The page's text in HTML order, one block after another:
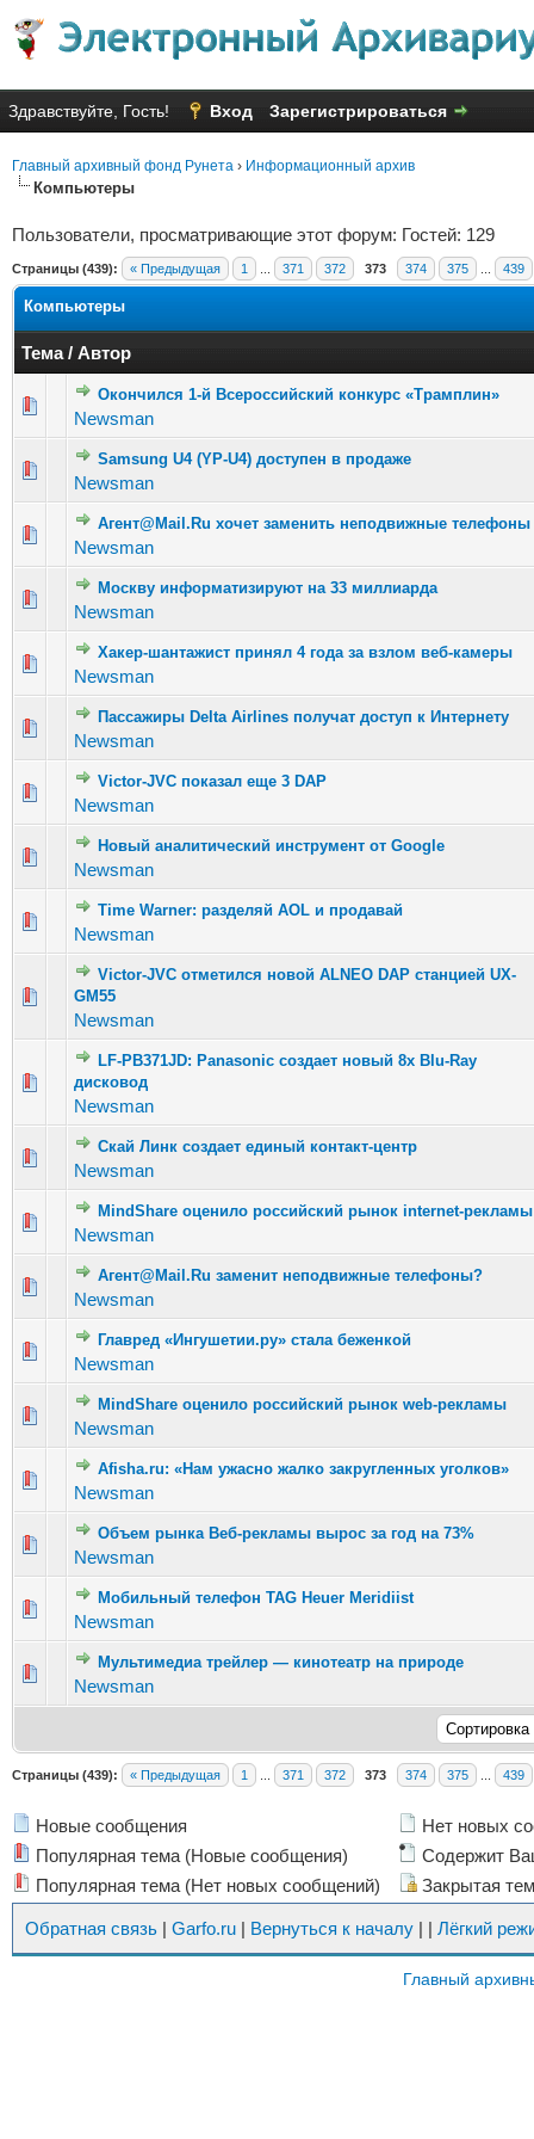
Здравствуйте, Гость! Вход Зарегистрироваться
Главный архивный фонд Рунета › Информационный архив
Компьютеры
Пользователи, просматривающие этот форум: Гостей: 129
Страницы (439): « Предыдущая 1 371 372 373 374 375 439
Компьютеры
Тема/ Автор
Окончился 1-й Всероссийский конкурс «Трамплин»
Newsman
Голосов: 5 - Средняя оценка: 3.2 из 5
12 3 45
Samsung U4 (YP-U4) доступен в продаже
Newsman
Голосов: 2 - Средняя оценка: 1 из 5
12 3 45
Агент@Mail.Ru хочет заменить неподвижные телефоны
Newsman
Голосов: 2 - Средняя оценка: 2.5 из 5
123 45
Москву информатизируют на 33 миллиарда
Newsman
Голосов: 1 - Средняя оценка: 1 из 5
12345
Хакер-шантажист принял 4 года за взлом веб-камеры
Newsman
Голосов: 4 - Средняя оценка: 1.5 из 5
1 2345
Пассажиры Delta Airlines получат доступ к Интернету
Newsman
Голосов: 2 - Средняя оценка: 2 из 5
12 3 45
Victor-JVC показал еще 3 DAP
Newsman
Голосов: 1 - Средняя оценка: 1 из 5
1 2345
Новый аналитический инструмент от Google
Newsman
Голосов: 2 - Средняя оценка: 3 из 5
1234 5
Time Warner: разделяй AOL и продавай
Newsman
Голосов: 2 - Средняя оценка: 2 из 5
123 45
Victor-JVC отметился новой ALNEO DAP станцией UX-
GM55
Newsman
Голосов: 3 - Средняя оценка: 2.67 из 5
LF-PB371JD: Panasonic создает новый 8x Blu-Ray
дисковод
Newsman
Голосов: 1 - Средняя оценка: 1 из 5
Скай Линк создает единый контакт-центр
Newsman
Голосов: 3 - Средняя оценка: 2.67 из 5
1 2345
MindShare оценило российский рынок internet-рекламы
Newsman
Голосов: 2 - Средняя оценка: 1 из 5
1 2345
Агент@Mail.Ru заменит неподвижные телефоны?
Newsman
Голосов: 4 - Средняя оценка: 2.25 из 5
123 45
Главред «Ингушетии.ру» стала беженкой
Newsman
Голосов: 1 - Средняя оценка: 4 из 5
1234 5
MindShare оценило российский рынок web-рекламы
Newsman
Голосов: 1 - Средняя оценка: 1 из 5
1 2345
Afisha.ru: «Нам ужасно жалко закругленных уголков»
Newsman
Голосов: 1 - Средняя оценка: 1 из 5
2 345
Объем рынка Веб-рекламы вырос за год на 73%
Newsman
Голосов: 4 - Средняя оценка: 1.75 из 5
1234 5
Мобильный телефон TAG Heuer Meridiist
Newsman
Голосов: 2 - Средняя оценка: 2.5 из 5
123 45
Мультимедиа трейлер — кинотеатр на природе
Newsman
Голосов: 3 - Средняя оценка: 3 из 5
1234 5
Страницы (439): « Предыдущая 1 371 372 373 374 375 439
Новые сообщения
Популярная тема (Новые сообщения)
Популярная тема (Нет новых сообщений)
Нет новых
Содержит
Закрытая
Обратная связь | Garfo.ru | Вернуться к началу | | Лёгкий
Главный